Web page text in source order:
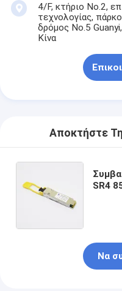
4/F, κτήριο No.2,
τεχνολογίας,
δρόμος No.5
Κίνα
Αποκτήστε
SR4
Να